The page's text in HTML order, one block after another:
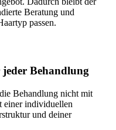
Beratung und
passen.
jeder Behandlung
Behandlung nicht mit
einer individuellen
und deiner